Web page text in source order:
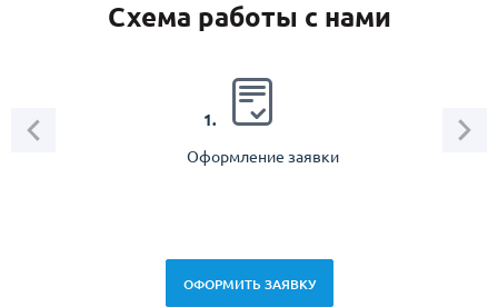
Схема работы с нами
1.
Оформление заявки
ОФОРМИТЬ ЗАЯВКУ